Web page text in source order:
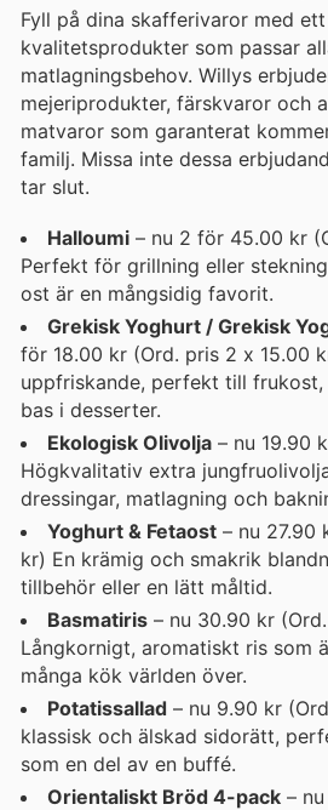
Fyll på dina skafferivaror med
kvalitetsprodukter som passar
matlagningsbehov. Willys
mejeriprodukter, färskvaror och
matvaror som garanterat
familj. Missa inte dessa
tar slut.
Halloumi – nu 2 för 45.00 kr
Perfekt för grillning eller
ost är en mångsidig favorit.
Grekisk Yoghurt / Grekisk
för 18.00 kr (Ord. pris 2 x 15.00
uppfriskande, perfekt till frukost,
bas i desserter.
Ekologisk Olivolja – nu 19.90
Högkvalitativ extra
dressingar, matlagning och
Yoghurt & Fetaost – nu 27.90
kr) En krämig och smakrik
tillbehör eller en lätt måltid.
Basmatiris – nu 30.90 kr
Långkornigt, aromatiskt ris som
många kök världen över.
Potatissallad – nu 9.90 kr
klassisk och älskad sidorätt,
som en del av en buffé.
Orientaliskt Bröd 4-pack –